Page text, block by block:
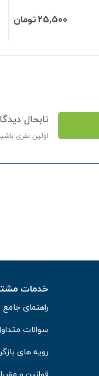
25,500تومان
تابحال
اولین نفری
خدمات
راهنمای
سوالات
رویه های